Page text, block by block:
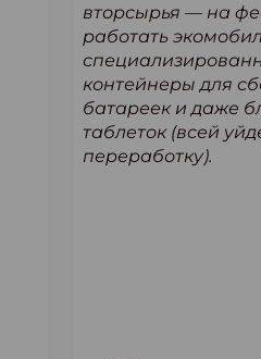
вторсырья — на
работать
контейнеры для
батареек и даже
таблеток (всей
переработку).